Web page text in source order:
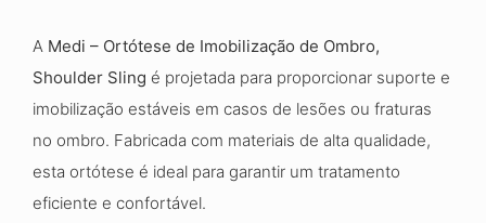
A Medi – Ortótese de Imobilização de Ombro,
Shoulder Sling é projetada para proporcionar suporte e
imobilização estáveis em casos de lesões ou fraturas
no ombro. Fabricada com materiais de alta qualidade,
esta ortótese é ideal para garantir um tratamento
eficiente e confortável.